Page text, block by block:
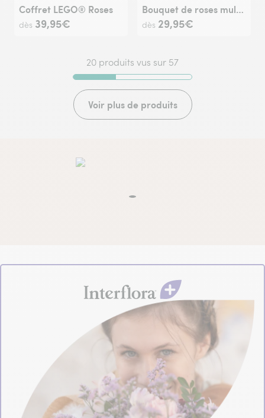
Coffret LEGO® Roses
dès 39,95€
Bouquet de roses multicolores
dès 29,95€
20 produits vus sur 57
Voir plus de produits